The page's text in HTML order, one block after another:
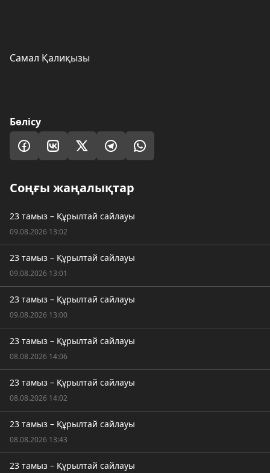
Самал Қалиқызы
Бөлісу
Соңғы жаңалықтар
23 тамыз – Құрылтай сайлауы
09.08.2026 13:02
23 тамыз – Құрылтай сайлауы
09.08.2026 13:01
23 тамыз – Құрылтай сайлауы
09.08.2026 13:00
23 тамыз – Құрылтай сайлауы
08.08.2026 14:06
23 тамыз – Құрылтай сайлауы
08.08.2026 14:02
23 тамыз – Құрылтай сайлауы
08.08.2026 13:43
23 тамыз – Құрылтай сайлауы